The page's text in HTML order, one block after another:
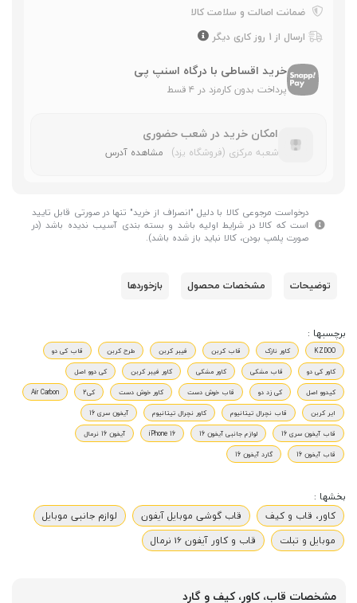
ضمانت اصالت و سلامت کالا
ارسال از 1 روز کاری دیگر
خرید اقساطی با درگاه اسنپ پی
پرداخت بدون کارمزد در ۴ قسط
امکان خرید در شعب حضوری
شعبه مرکزی (فروشگاه یزد) مشاهده آدرس
درخواست مرجوعی کالا با دلیل "انصراف از خرید" تنها در صورتی قابل تایید
است که کالا در شرایط اولیه باشد و بسته بندی آسیب ندیده باشد (در
صورت پلمپ بودن، کالا نباید باز شده باشد).
توضیحات مشخصات محصول بازخوردها
برچسبها :
KZDOO کاور نازک قاب کربن فیبر کربن طرح کربن
قاب کی دو
کاور کی دو
قاب مشکی کاور مشکی کاور فیبر کربن
کی دوو اصل
کیدوو اصل
کی زد دو قاب خوش دست کاور خوش دست کی2
Air Carbon
ایر کربن
قاب نچرال تیتانیوم کاور نچرال تیتانیوم
آیفون سری 16
قاب آیفون سری 16
لوازم جانبی آیفون 16 iPhone 16
آیفون 16 نرمال
قاب آیفون 16
گارد آیفون 16
بخشها :
کاور، قاب و کیف
قاب گوشی موبایل آیفون
لوازم جانبی موبایل
موبایل و تبلت
قاب و کاور آیفون 16 نرمال
مشخصات قاب، کاور، کیف و گارد